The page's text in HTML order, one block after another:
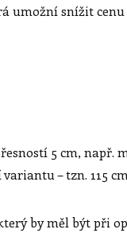
umožní snížit
5 cm, např.
– tzn. 115
by měl být při